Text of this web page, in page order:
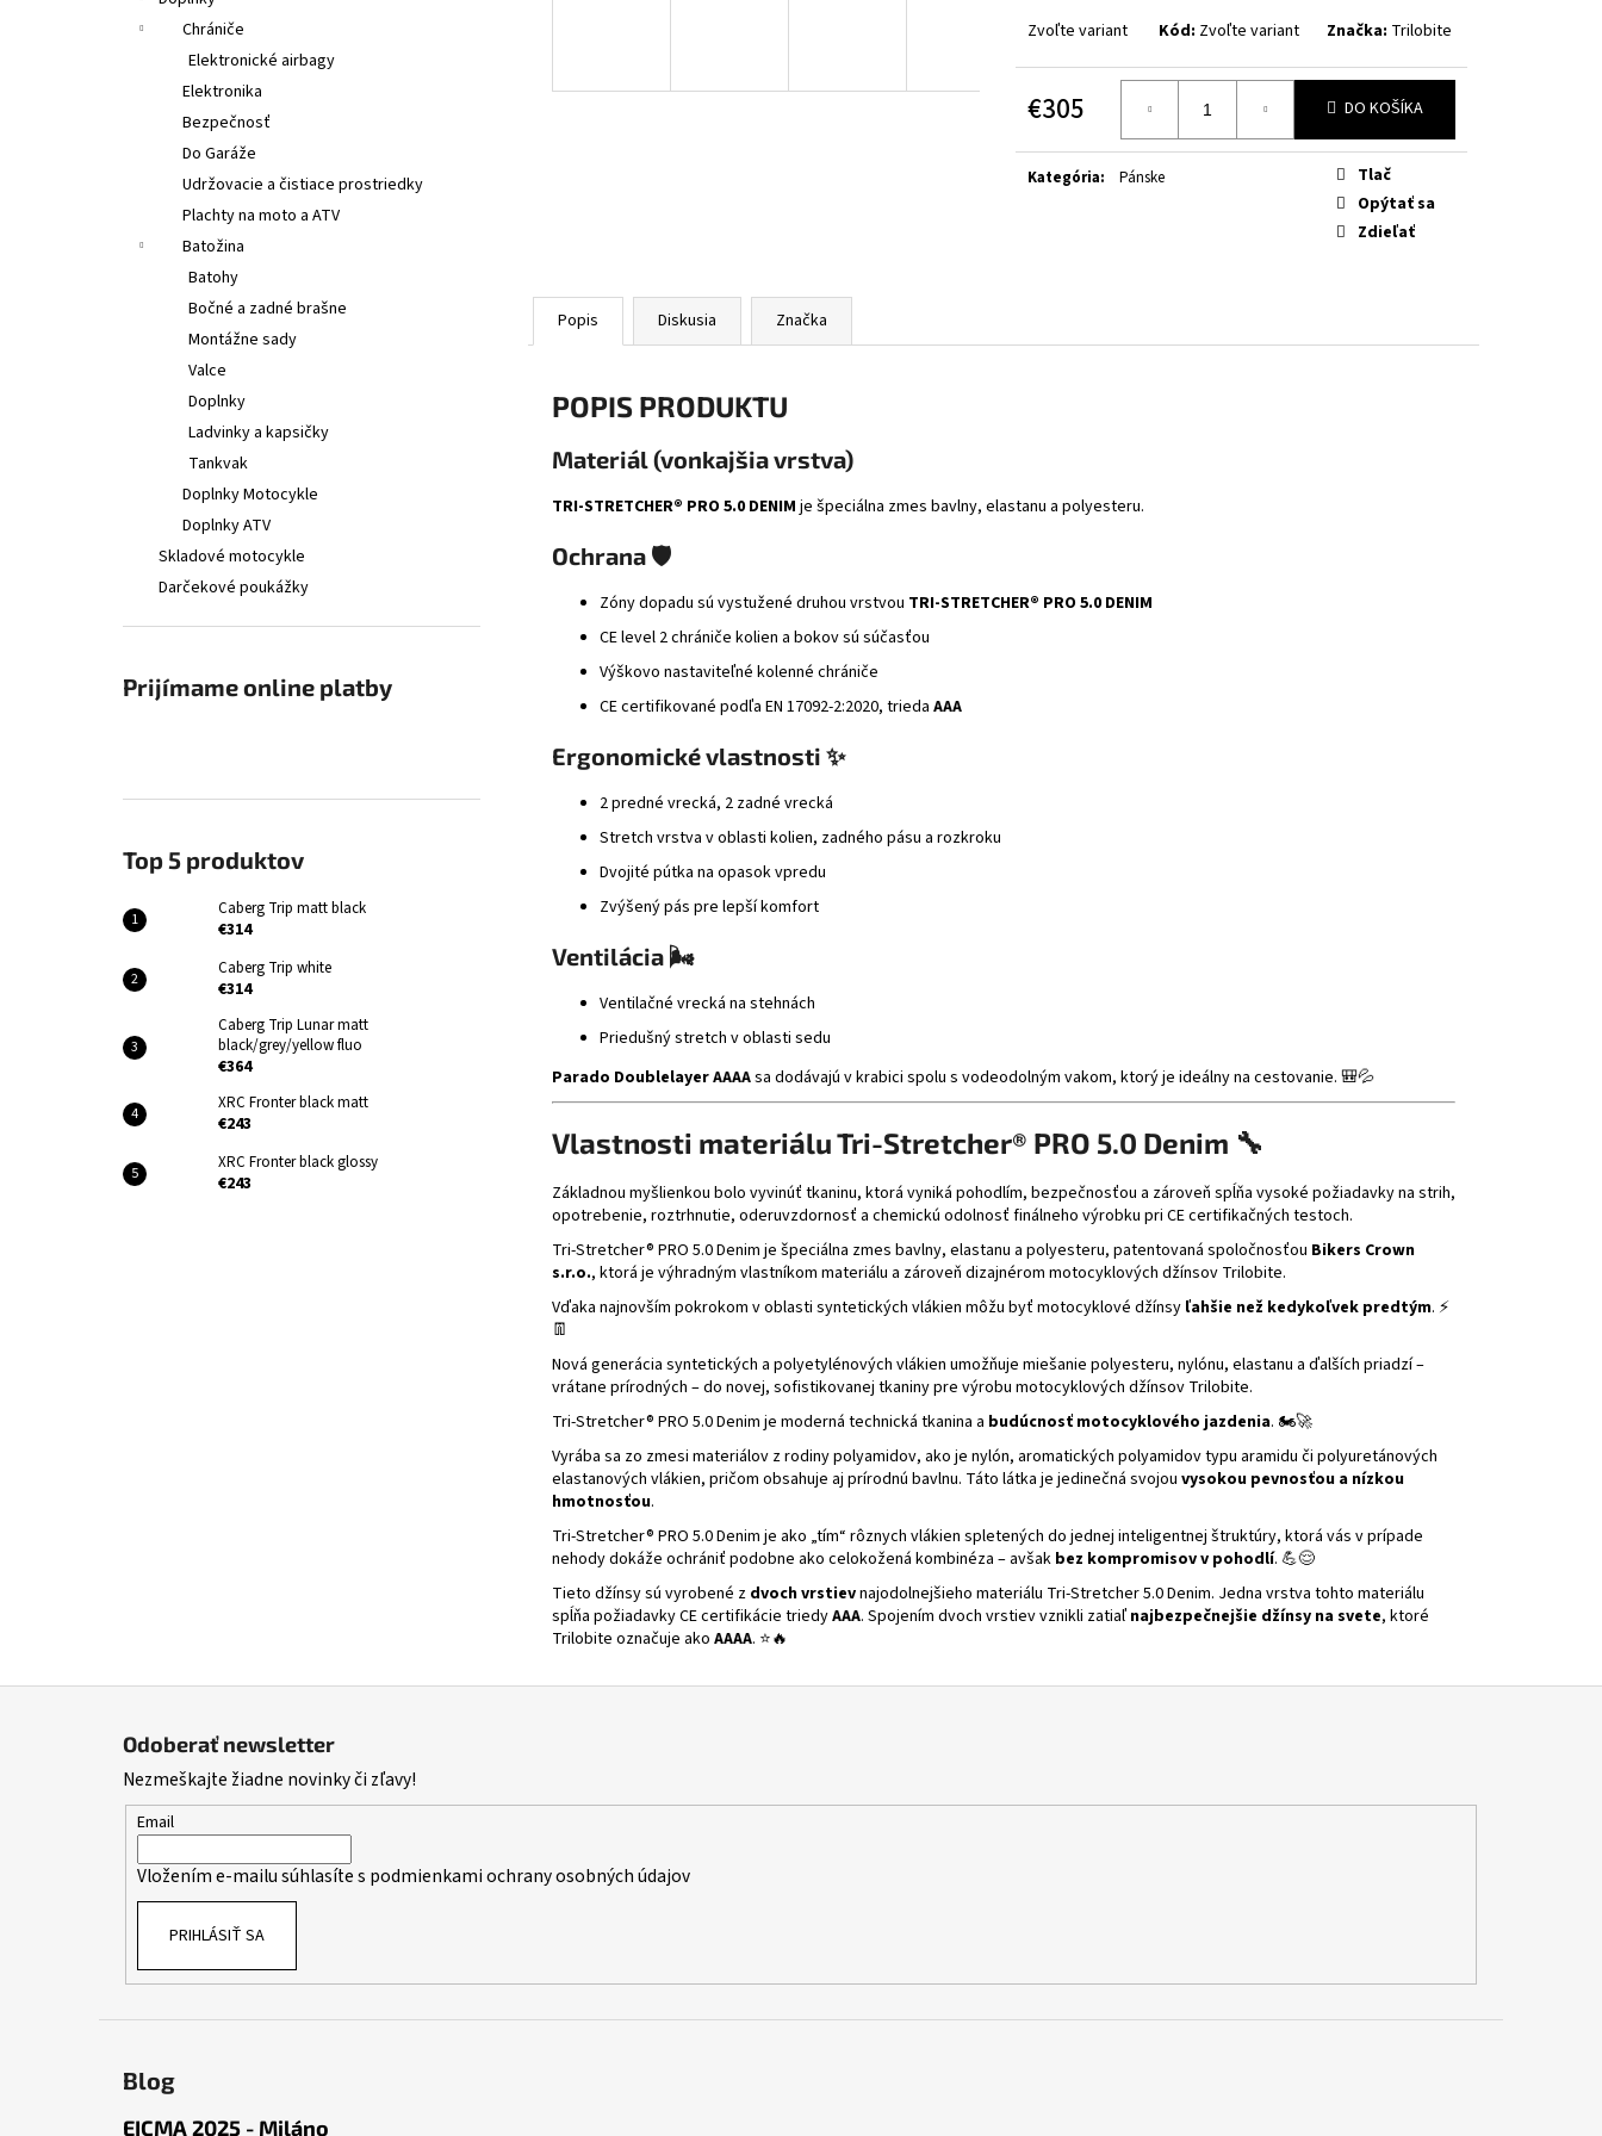
Chrániče
Elektronické airbagy
Elektronika
Bezpečnosť
Do Garáže
Udržovacie a čistiace prostriedky
Plachty na moto a ATV
Batožina
Batohy
Bočné a zadné brašne
Montážne sady
Valce
Doplnky
Ladvinky a kapsičky
Tankvak
Doplnky Motocykle
Doplnky ATV
Skladové motocykle
Darčekové poukážky
Prijímame online platby
Top 5 produktov
Caberg Trip matt black
€314
Caberg Trip white
€314
Caberg Trip Lunar matt
black/grey/yellow fluo
€364
XRC Fronter black matt
€243
XRC Fronter black glossy
€243
Zvoľte variant Kód: Zvoľte variant Značka: Trilobite
€305
cena:
DO KOŠÍKA
Kategória: Pánske
Tlač
Opýtať sa
Zdieľať
Popis Diskusia Značka
POPIS PRODUKTU
Materiál (vonkajšia vrstva)
TRI-STRETCHER® PRO 5.0 DENIM je špeciálna zmes bavlny, elastanu a polyesteru.
Ochrana 🛡️
Zóny dopadu sú vystužené druhou vrstvou TRI-STRETCHER® PRO 5.0 DENIM
CE level 2 chrániče kolien a bokov sú súčasťou
Výškovo nastaviteľné kolenné chrániče
CE certifikované podľa EN 17092-2:2020, trieda AAA
Ergonomické vlastnosti ✨
2 predné vrecká, 2 zadné vrecká
Stretch vrstva v oblasti kolien, zadného pásu a rozkroku
Dvojité pútka na opasok vpredu
Zvýšený pás pre lepší komfort
Ventilácia 🌬️
Ventilačné vrecká na stehnách
Priedušný stretch v oblasti sedu
Parado Doublelayer AAAAsa dodávajú v krabici spolu s vodeodolným vakom, ktorý je ideálny na cestovanie. 🎒💦
Vlastnosti materiálu Tri-Stretcher® PRO 5.0 Denim 🔧
Základnou myšlienkou bolo vyvinúť tkaninu, ktorá vyniká pohodlím, bezpečnosťou a zároveň spĺňa vysoké požiadavky na strih,
opotrebenie, roztrhnutie, oderuvzdornosť a chemickú odolnosť finálneho výrobku pri CE certifikačných testoch.
Tri-Stretcher® PRO 5.0 Denim je špeciálna zmes bavlny, elastanu a polyesteru, patentovaná spoločnosťou Bikers Crown
s.r.o., ktorá je výhradným vlastníkom materiálu a zároveň dizajnérom motocyklových džínsov Trilobite.
Vďaka najnovším pokrokom v oblasti syntetických vlákien môžu byť motocyklové džínsy ľahšie než kedykoľvek predtým. ⚡
👖
Nová generácia syntetických a polyetylénových vlákien umožňuje miešanie polyesteru, nylónu, elastanu a ďalších priadzí –
vrátane prírodných – do novej, sofistikovanej tkaniny pre výrobu motocyklových džínsov Trilobite.
Tri-Stretcher® PRO 5.0 Denim je moderná technická tkanina a budúcnosť motocyklového jazdenia. 🏍️🚀
Vyrába sa zo zmesi materiálov z rodiny polyamidov, ako je nylón, aromatických polyamidov typu aramidu či polyuretánových
elastanových vlákien, pričom obsahuje aj prírodnú bavlnu. Táto látka je jedinečná svojou vysokou pevnosťou a nízkou
hmotnosťou.
Tri-Stretcher® PRO 5.0 Denim je ako „tím“ rôznych vlákien spletených do jednej inteligentnej štruktúry, ktorá vás v prípade
nehody dokáže ochrániť podobne ako celokožená kombinéza – avšak bez kompromisov v pohodlí. 💪😌
Tieto džínsy sú vyrobené z dvoch vrstievnajodolnejšieho materiálu Tri-Stretcher 5.0 Denim. Jedna vrstva tohto materiálu
spĺňa požiadavky CE certifikácie triedyAAA. Spojením dvoch vrstiev vznikli zatiaľ najbezpečnejšie džínsy na svete, ktoré
Trilobite označuje ako AAAA. ⭐🔥
Odoberať newsletter
Nezmeškajte žiadne novinky či zľavy!
Email
Vložením e-mailu súhlasíte s podmienkami ochrany osobných údajov
PRIHLÁSIŤ SA
Blog
EICMA 2025 - Miláno